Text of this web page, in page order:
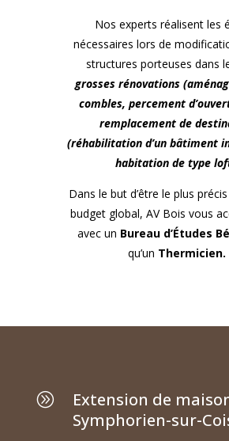
Nos experts réalisent les
nécessaires lors de
structures porteuses dans
grosses rénovations
combles, percement
remplacement de
(réhabilitation d’un bâtiment
habitation de type
Dans le but d’être le plus
budget global, AV Bois vous
avec un Bureau d’Études
qu’un Thermicien.
A
Extension de
Symphorien-sur-